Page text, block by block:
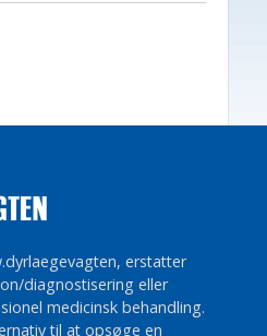
erstatter
diagnostisering eller
medicinsk behandling.
til at opsøge en